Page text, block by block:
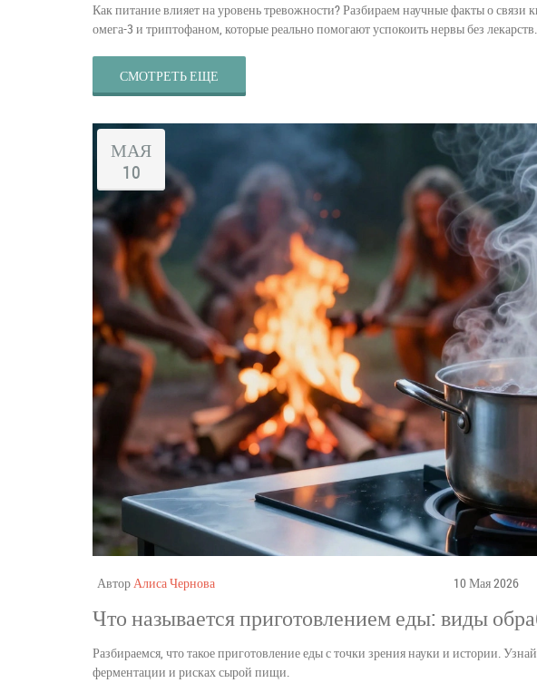
Как питание влияет на уровень тревожности? Разбираем научные факты о
омега-3 и триптофаном, которые реально помогают успокоить нервы без лекарств.
СМОТРЕТЬ ЕЩЕ
МАЯ
10
Автор Алиса Чернова 10 Мая 2026
Что называется приготовлением еды: виды
Разбираемся, что такое приготовление еды с точки зрения науки и истории.
ферментации и рисках сырой пищи.